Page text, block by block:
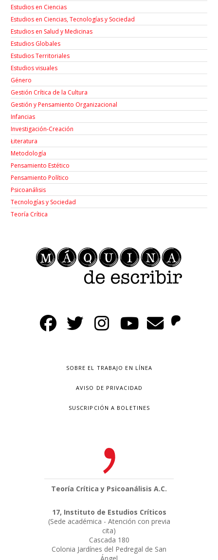
Estudios en Ciencias
Estudios en Ciencias, Tecnologías y Sociedad
Estudios en Salud y Medicinas
Estudios Globales
Estudios Territoriales
Estudios visuales
Género
Gestión Crítica de la Cultura
Gestión y Pensamiento Organizacional
Infancias
Investigación-Creación
Łiteratura
Metodología
Pensamiento Estético
Pensamiento Político
Psicoanálisis
Tecnologías y Sociedad
Teoría Crítica
SOBRE EL TRABAJO EN LÍNEA
AVISO DE PRIVACIDAD
SUSCRIPCIÓN A BOLETINES
Teoría Crítica y Psicoanálisis A.C.
17, Instituto de Estudios Críticos
(Sede académica - Atención con previa
cita)
Cascada 180
Colonia Jardínes del Pedregal de San